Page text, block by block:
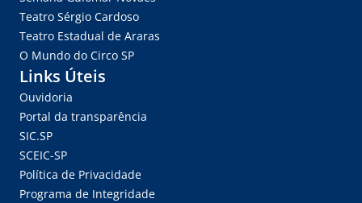
Teatro Sérgio Cardoso
Teatro Estadual de Araras
O Mundo do Circo SP
Links Úteis
Ouvidoria
Portal da transparência
SIC.SP
SCEIC-SP
Política de Privacidade
Programa de Integridade